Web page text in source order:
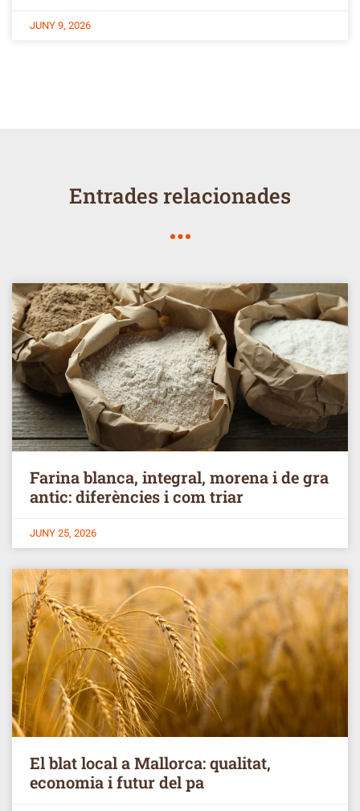
JUNY 9, 2026
Entrades relacionades
Farina blanca, integral, morena i de gra
antic: diferències i com triar
JUNY 25, 2026
El blat local a Mallorca: qualitat,
economia i futur del pa